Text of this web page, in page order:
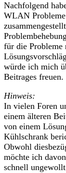
Nachfolgend
WLAN Probleme
für die Probleme
würde ich mich
Beitrages freuen.
Hinweis:
In vielen Foren
einem älteren
von einem
Kühlschrank
Obwohl
möchte ich
schnell